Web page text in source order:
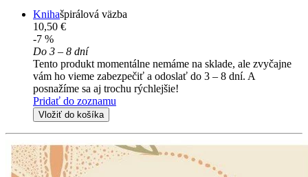
Knihašpirálová väzba
10,50 €
-7 %
Do 3 – 8 dní
Tento produkt momentálne nemáme na sklade, ale zvyčajne
vám ho vieme zabezpečiť a odoslať do 3 – 8 dní. A
posnažíme sa aj trochu rýchlejšie!
Pridať do zoznamu
Vložiť do košíka